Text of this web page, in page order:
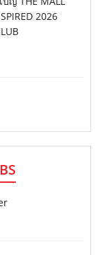
2026